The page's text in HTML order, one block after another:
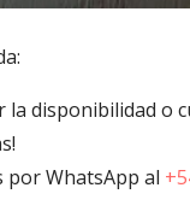
disponibilidad o
por WhatsApp al